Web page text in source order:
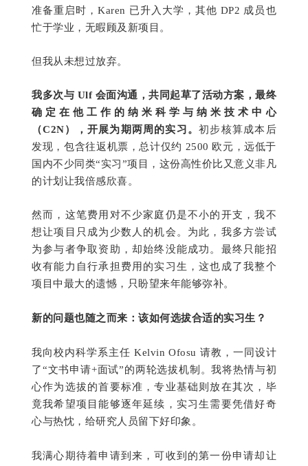
准备重启时，Karen 已升入大学，其他 DP2 成员也
忙于学业，无暇顾及新项目。
但我从未想过放弃。
我多次与 Ulf 会面沟通，共同起草了活动方案，最终
确定在他工作的纳米科学与纳米技术中心
（C2N），开展为期两周的实习。初步核算成本后
发现，包含往返机票，总计仅约 2500 欧元，远低于
国内不少同类“实习”项目，这份高性价比又意义非凡
的计划让我倍感欣喜。
然而，这笔费用对不少家庭仍是不小的开支，我不
想让项目只成为少数人的机会。为此，我多方尝试
为参与者争取资助，却始终没能成功。 最终只能招
收有能力自行承担费用的实习生，这也成了我整个
项目中最大的遗憾，只盼望来年能够弥补。
新的问题也随之而来：该如何选拔合适的实习生？
我向校内科学系主任 Kelvin Ofosu 请教，一同设计
了“文书申请+面试”的两轮选拔机制。我将热情与初
心作为选拔的首要标准，专业基础则放在其次，毕
竟我希望项目能够逐年延续，实习生需要凭借好奇
心与热忱，给研究人员留下好印象。
我满心期待着申请到来，可收到的第一份申请却让